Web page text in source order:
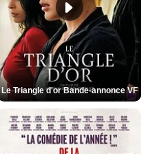
Le Triangle d'or Bande-annonce VF